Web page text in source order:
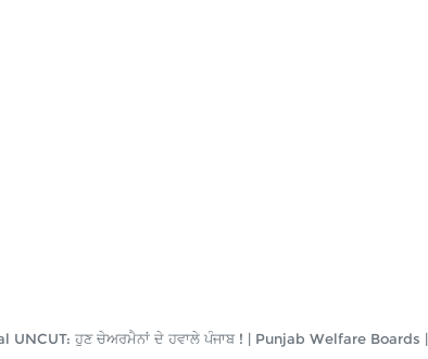
UNCUT: ਹੁਣ ਚੇਅਰਮੈਨਾਂ ਦੇ ਹਵਾਲੇ ਪੰਜਾਬ ! | Punjab Welfare